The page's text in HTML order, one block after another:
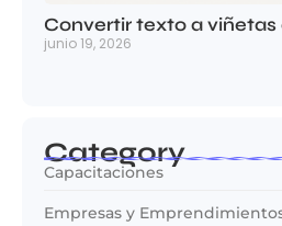
Convertir texto a viñetas
junio 19, 2026
Category
Capacitaciones
Empresas y